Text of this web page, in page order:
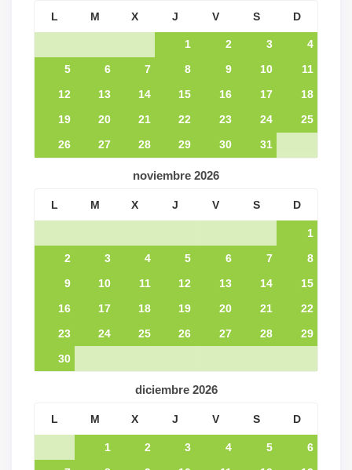
L M X J V S D
1 2 3
4
5
6 7 8 9 10
11
12
13 14 15 16 17
18
19
20 21 22 23 24
25
26
27 28 29 30 31
noviembre 2026
L M X J V S D
1
2
3 4 5 6 7
8
9
10 11 12 13 14
15
16
17 18 19 20 21
22
23
24 25 26 27 28
29
30
diciembre 2026
L M X J V S D
1 2 3 4 5
6